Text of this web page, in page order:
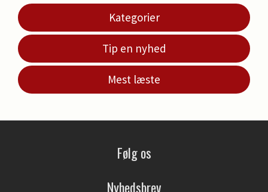
Kategorier
Tip en nyhed
Mest læste
Følg os
Nyhedsbrev